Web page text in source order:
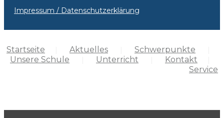
Impressum / Datenschutzerklärung
Startseite Aktuelles
Schwerpunkte
Unsere Schule
Unterricht
Kontakt
Service